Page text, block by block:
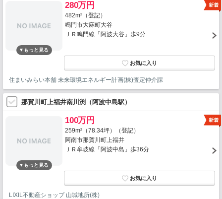
280万円
482m²（登記）
鳴門市大麻町大谷
ＪＲ鳴門線「阿波大谷」歩9分
住まいみらい本舗 未来環境エネルギー計画(株)査定仲介課
那賀川町上福井南川渕（阿波中島駅）
100万円
259m²（78.34坪）（登記）
阿南市那賀川町上福井
ＪＲ牟岐線「阿波中島」歩36分
LIXIL不動産ショップ 山城地所(株)